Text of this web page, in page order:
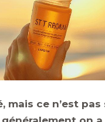
mais ce n’est